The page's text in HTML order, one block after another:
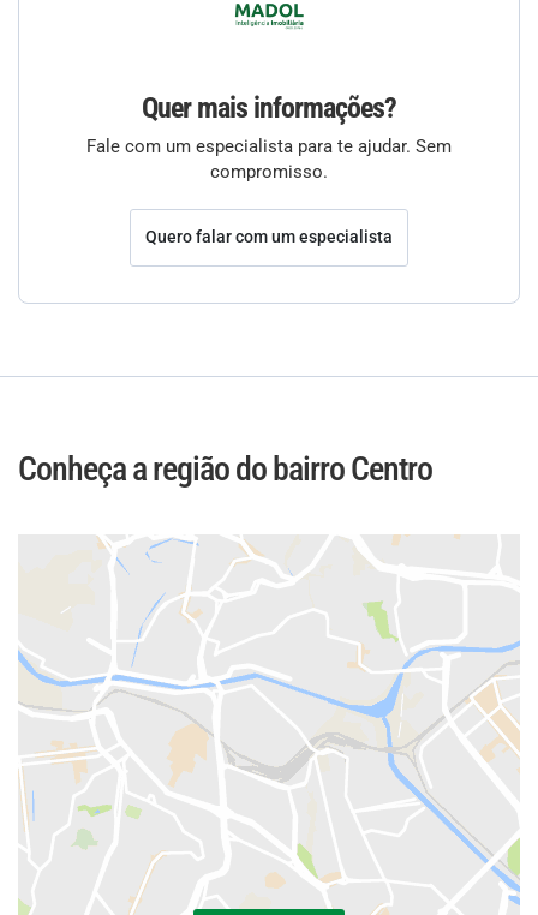
Quer mais informações?
Fale com um especialista para te ajudar. Sem
compromisso.
Quero falar com um especialista
Conheça a região do bairro Centro